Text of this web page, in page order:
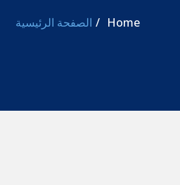
Home الصفحة الرئيسية